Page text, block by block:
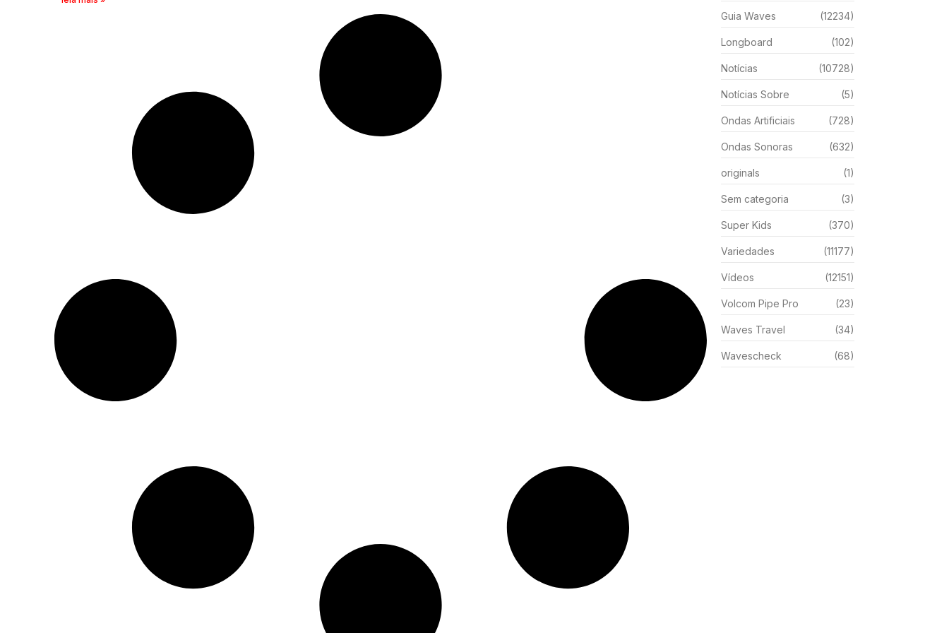
Guia Waves (12234)
Longboard (102)
Notícias (10728)
Notícias Sobre (5)
Ondas Artificiais (728)
Ondas Sonoras (632)
originals (1)
Sem categoria (3)
Super Kids (370)
Variedades (11177)
Vídeos (12151)
Volcom Pipe Pro (23)
Waves Travel (34)
Wavescheck (68)